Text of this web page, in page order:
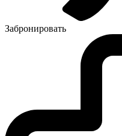
Забронировать